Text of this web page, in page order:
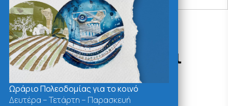
Δράσεις - Χρήσιμοι
Σύνδεσμοι
Ωράριο Πολεοδομίας για το κοινό
Δευτέρα – Τετάρτη – Παρασκευή